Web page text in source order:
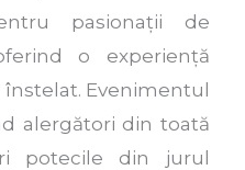
pasionații de
o experiență
Evenimentul
alergători din toată
potecile din jurul